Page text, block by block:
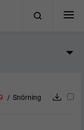
Snörning